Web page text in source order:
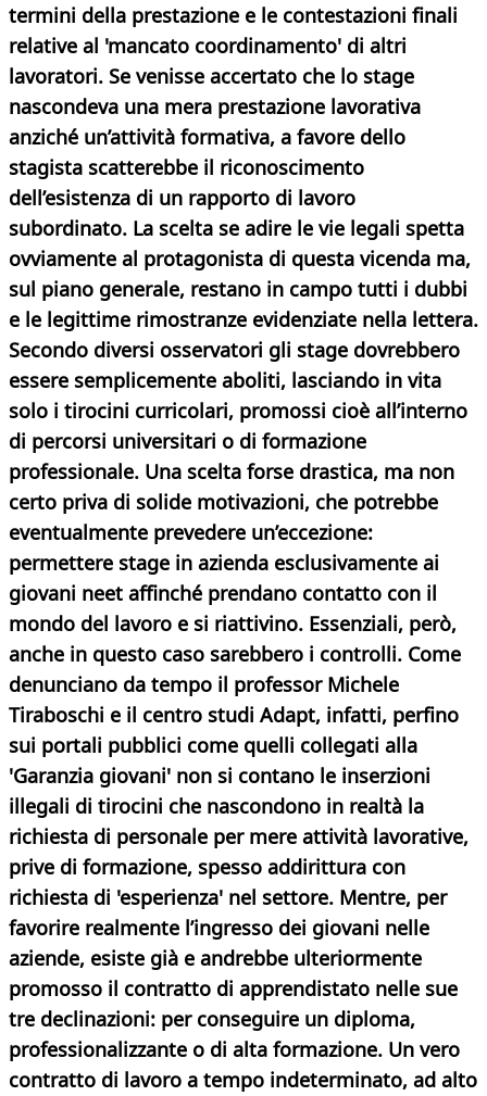
termini della prestazione e le contestazioni finali
relative al 'mancato coordinamento' di altri
lavoratori. Se venisse accertato che lo stage
nascondeva una mera prestazione lavorativa
anziché un’attività formativa, a favore dello
stagista scatterebbe il riconoscimento
dell’esistenza di un rapporto di lavoro
subordinato. La scelta se adire le vie legali spetta
ovviamente al protagonista di questa vicenda ma,
sul piano generale, restano in campo tutti i dubbi
e le legittime rimostranze evidenziate nella lettera.
Secondo diversi osservatori gli stage dovrebbero
essere semplicemente aboliti, lasciando in vita
solo i tirocini curricolari, promossi cioè all’interno
di percorsi universitari o di formazione
professionale. Una scelta forse drastica, ma non
certo priva di solide motivazioni, che potrebbe
eventualmente prevedere un’eccezione:
permettere stage in azienda esclusivamente ai
giovani neet affinché prendano contatto con il
mondo del lavoro e si riattivino. Essenziali, però,
anche in questo caso sarebbero i controlli. Come
denunciano da tempo il professor Michele
Tiraboschi e il centro studi Adapt, infatti, perfino
sui portali pubblici come quelli collegati alla
'Garanzia giovani' non si contano le inserzioni
illegali di tirocini che nascondono in realtà la
richiesta di personale per mere attività lavorative,
prive di formazione, spesso addirittura con
richiesta di 'esperienza' nel settore. Mentre, per
favorire realmente l’ingresso dei giovani nelle
aziende, esiste già e andrebbe ulteriormente
promosso il contratto di apprendistato nelle sue
tre declinazioni: per conseguire un diploma,
professionalizzante o di alta formazione. Un vero
contratto di lavoro a tempo indeterminato, ad alto